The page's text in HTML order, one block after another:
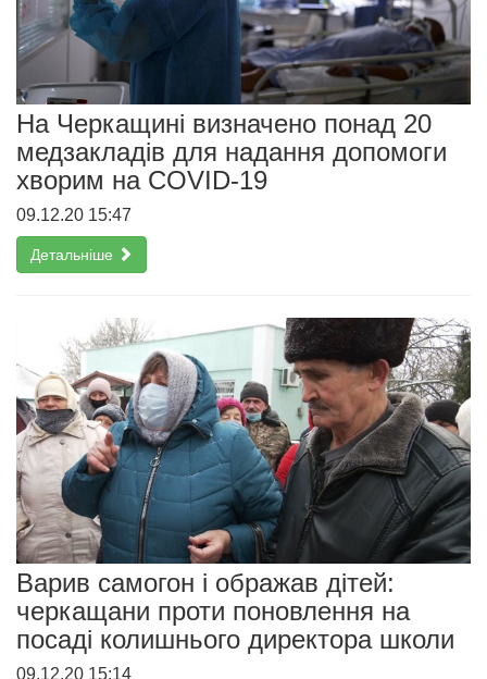
На Черкащині визначено понад 20
медзакладів для надання допомоги
хворим на COVID-19
09.12.20 15:47
Детальніше
Варив самогон і ображав дітей:
черкащани проти поновлення на
посаді колишнього директора школи
09.12.20 15:14